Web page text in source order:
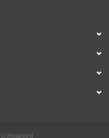
Lightspeed